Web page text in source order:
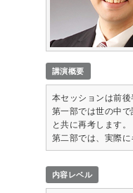
講演概要
本セッションは前
第一部では世の中
と共に再考します。
第二部では、実際
内容レベル